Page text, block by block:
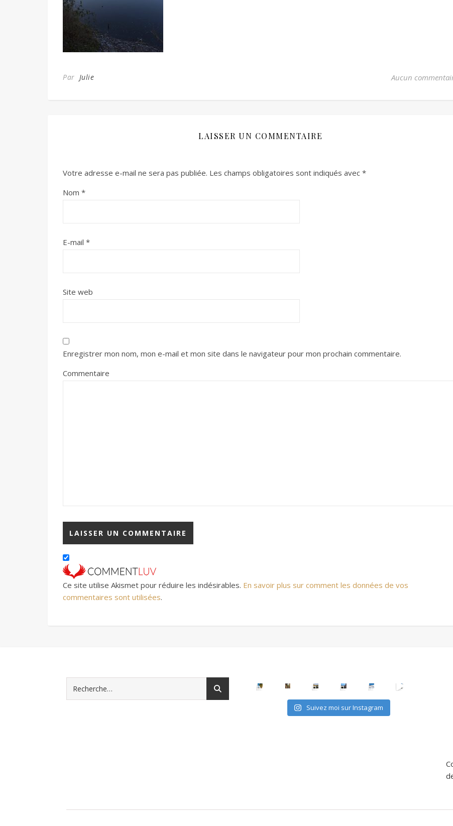
Par Julie Aucun
LAISSER UN COMMENTAIRE
Votre adresse e-mail ne sera pas publiée. Les champs obligatoires sont indiqués avec *
Nom *
E-mail *
Site web
Enregistrer mon nom, mon e-mail et mon site dans le navigateur pour mon prochain commentaire.
Commentaire
Ce site utilise Akismet pour réduire les indésirables. En savoir plus sur comment les données de vos
commentaires sont utilisées.
Suivez moi sur Instagram